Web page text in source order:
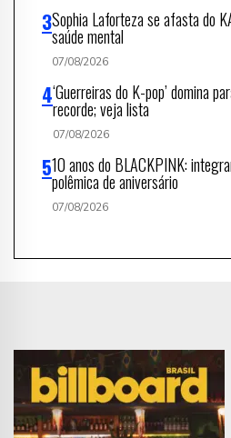
Sophia Laforteza se afasta do
saúde mental
07/08/2026
‘Guerreiras do K-pop’ domina
recorde; veja lista
07/08/2026
10 anos do BLACKPINK:
polêmica de aniversário
07/08/2026